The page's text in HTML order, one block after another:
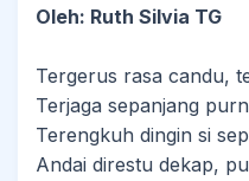
Oleh: Ruth Silvia TG
Tergerus rasa candu,
Terjaga sepanjang
Terengkuh dingin si
Andai direstu dekap,